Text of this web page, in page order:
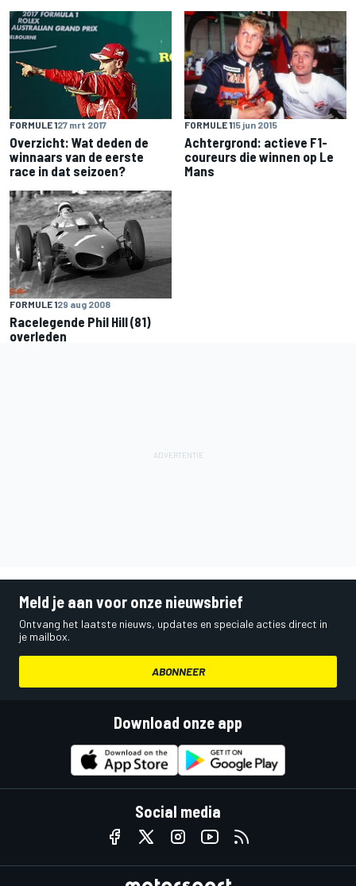
FORMULE 127 mrt 2017
Overzicht: Wat deden de
winnaars van de eerste
race in dat seizoen?
FORMULE 115 jun 2015
Achtergrond: actieve F1-
coureurs die winnen op Le
Mans
FORMULE 129 aug 2008
Racelegende Phil Hill (81)
overleden
Meld je aan voor onze nieuwsbrief
Ontvang het laatste nieuws, updates en speciale acties direct in
je mailbox.
ABONNEER
Download onze app
Social media